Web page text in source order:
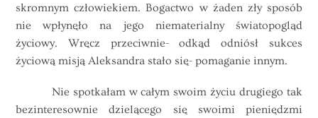
skromnym człowiekiem. Bogactwo w żaden zły sposób
nie wpłynęło na jego niematerialny światopogląd
życiowy. Wręcz przeciwnie- odkąd odniósł sukces
życiową misją Aleksandra stało się- pomaganie innym.
Nie spotkałam w całym swoim życiu drugiego tak
bezinteresownie dzielącego się swoimi pieniędzmi